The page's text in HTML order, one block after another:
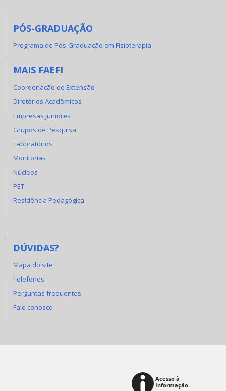
PÓS-GRADUAÇÃO
Programa de Pós-Graduação em Fisioterapia
MAIS FAEFI
Coordenação de Extensão
Diretórios Acadêmicos
Empresas Juniores
Grupos de Pesquisa
Laboratórios
Monitorias
Núcleos
PET
Residência Pedagógica
DÚVIDAS?
Mapa do site
Telefones
Perguntas frequentes
Fale conosco